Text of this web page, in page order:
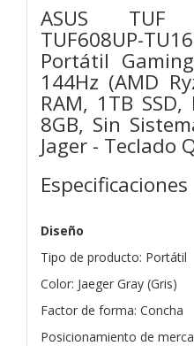
ASUS TUF
TUF608UP-
Portátil
144Hz (AMD
RAM, 1TB
8GB, Sin
Jager - Teclado
Especificaciones
Diseño
Tipo de producto: Portátil
Color: Jaeger Gray (Gris)
Factor de forma: Concha
Posicionamiento de